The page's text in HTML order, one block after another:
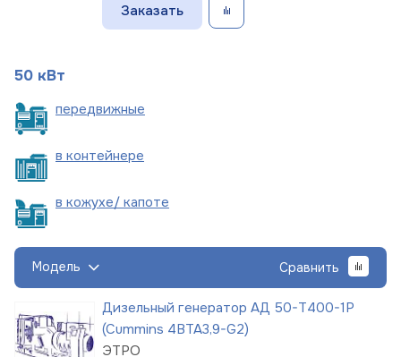
Заказать
50 кВт
передвижные
в контейнере
в кожухе/ капоте
Модель Сравнить
Дизельный генератор АД 50-Т400-1Р
(Cummins 4BTA3,9-G2)
ЭТРО